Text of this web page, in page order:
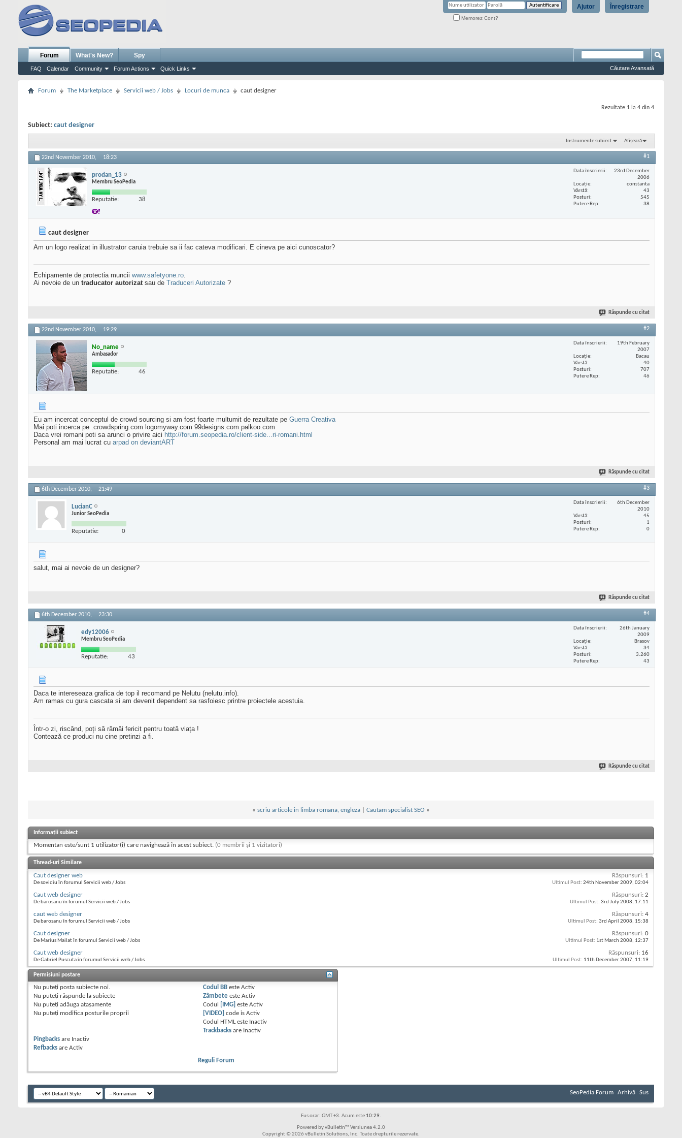
Înregistrare
Ajutor
Memorez Cont?
Forum
FAQ Calendar Community Forum Actions Quick Links
What's New? Spy
Căutare Avansată
Forum The Marketplace Servicii web / Jobs Locuri de munca caut designer
Rezultate 1 la 4 din 4
Subiect: caut designer
Instrumente subiect Afișează
22nd November 2010, 18:23 #1
prodan_13
Membru SeoPedia
Reputatie: 38
Data înscrierii
23rd December
2006
Locaţie
constanta
Vârstă
43
Posturi
545
Putere Rep
38
caut designer
Am un logo realizat in illustrator caruia trebuie sa ii fac cateva modificari. E cineva pe aici cunoscator?
Echipamente de protectia muncii www.safetyone.ro.
Ai nevoie de un traducator autorizatsau de Traduceri Autorizate ?
Răspunde cu citat
22nd November 2010, 19:29 #2
No_name
Ambasador
Reputatie: 46
Data înscrierii
19th February
2007
Locaţie
Bacau
Vârstă
40
Posturi
707
Putere Rep
46
Eu am incercat conceptul de crowd sourcing si am fost foarte multumit de rezultate pe Guerra Creativa
Mai poti incerca pe .crowdspring.com logomyway.com 99designs.com palkoo.com
Daca vrei romani poti sa arunci o privire aici http://forum.seopedia.ro/client-side...ri-romani.html
Personal am mai lucrat cu arpad on deviantART
Răspunde cu citat
6th December 2010, 21:49 #3
LucianC
Junior SeoPedia
Reputatie: 0
Data înscrierii
6th December
2010
Vârstă
45
Posturi
1
Putere Rep
0
salut, mai ai nevoie de un designer?
Răspunde cu citat
6th December 2010, 23:30 #4
edy12006
Membru SeoPedia
Reputatie: 43
Data înscrierii
26th January
2009
Locaţie
Brasov
Vârstă
34
Posturi
3.260
Putere Rep
43
Daca te intereseaza grafica de top il recomand pe Nelutu (nelutu.info).
Am ramas cu gura cascata si am devenit dependent sa rasfoiesc printre proiectele acestuia.
Într-o zi, riscând, poți să rămâi fericit pentru toată viața !
Contează ce produci nu cine pretinzi a fi.
Răspunde cu citat
« scriu articole in limba romana, engleza Cautam specialist SEO »
Informații subiect
Momentan este/sunt 1 utilizator(i) care navighează în acest subiect. (0 membrii și 1 vizitatori)
Thread-uri Similare
Caut designer web
De sovidiu în forumul Servicii web / Jobs
Răspunsuri: 1
Ultimul Post: 24th November 2009, 02:04
Caut web designer
De barosanu în forumul Servicii web / Jobs
Răspunsuri: 2
Ultimul Post: 3rd July 2008, 17:11
caut web designer
De barosanu în forumul Servicii web / Jobs
Răspunsuri: 4
Ultimul Post: 3rd April 2008, 15:38
Caut designer
De Marius Mailat în forumul Servicii web / Jobs
Răspunsuri: 0
Ultimul Post: 1st March 2008, 12:37
Caut web designer
De Gabriel Puscuta în forumul Servicii web / Jobs
Răspunsuri: 16
Ultimul Post: 11th December 2007, 11:19
Permisiuni postare
Nu puteţi posta subiecte noi.
Nu puteţi răspunde la subiecte
Nu puteţi adăuga ataşamente
Nu puteţi modifica posturile proprii
Codul BB esteActiv
Zâmbete esteActiv
Codul
[IMG] esteActiv
[VIDEO] code isActiv
Codul HTML este Inactiv
Trackbacks are Inactiv
Pingbacks are Inactiv
Refbacks are Activ
Reguli Forum
SeoPedia Forum Arhivă Sus
Fus orar: GMT +3. Acum este 10:29.
Powered by vBulletin™ Versiunea 4.2.0
Copyright © 2026 vBulletin Solutions, Inc. Toate drepturile rezervate.